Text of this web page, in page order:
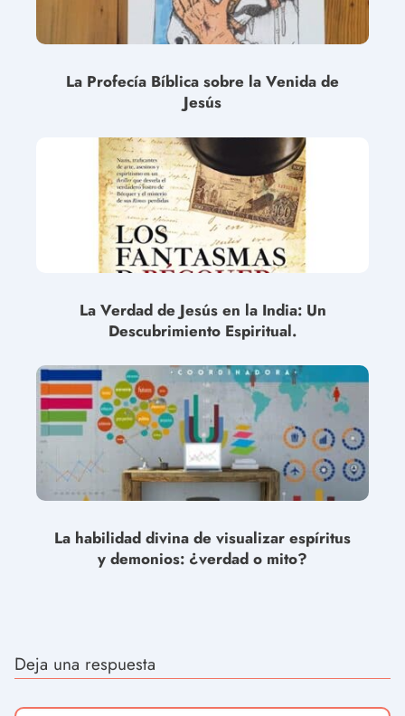
La Profecía Bíblica sobre la Venida de
Jesús
La Verdad de Jesús en la India: Un
Descubrimiento Espiritual.
La habilidad divina de visualizar espíritus
y demonios: ¿verdad o mito?
Deja una respuesta